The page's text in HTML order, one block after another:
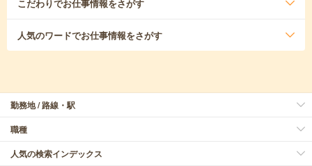
こだわりでお仕事情報をさがす
人気のワードでお仕事情報をさがす
勤務地 / 路線・駅
職種
人気の検索インデックス